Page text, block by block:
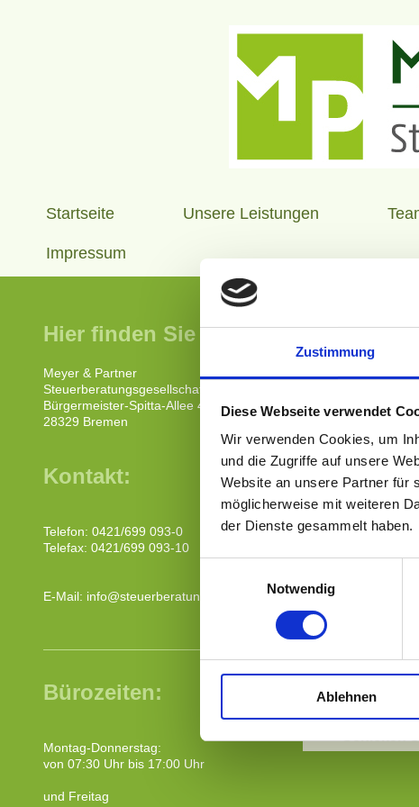
Zustimmung
Diese Webseite verwendet
Wir verwenden Cookies, um
und die Zugriffe auf unsere
Website an unsere Partner für
möglicherweise mit weiteren
der Dienste gesammelt haben.
Notwendig
Ablehnen
Startseite Unsere Leistungen
Impressum
Sie
Wir
einen
für
einen
für
einen
Hier finden Sie uns:
Meyer & Partner
Steuerberatungsgesellschaft mbB
Bürgermeister-Spitta-Allee 49
28329 Bremen
Kontakt:
Telefon: 0421/699 093-0
Telefax: 0421/699 093-10
E-Mail: info@steuerberatung-mp.de
Bürozeiten:
Montag-Donnerstag:
von 07:30 Uhr bis 17:00 Uhr
und Freitag